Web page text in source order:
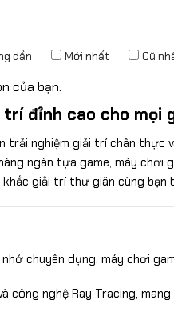
dần Mới nhất Cũ
của bạn.
trí đỉnh cao cho mọi
trải nghiệm giải trí chân thực
ngàn tựa game, máy chơi
giải trí thư giãn cùng bạn
chuyên dụng, máy chơi
công nghệ Ray Tracing,